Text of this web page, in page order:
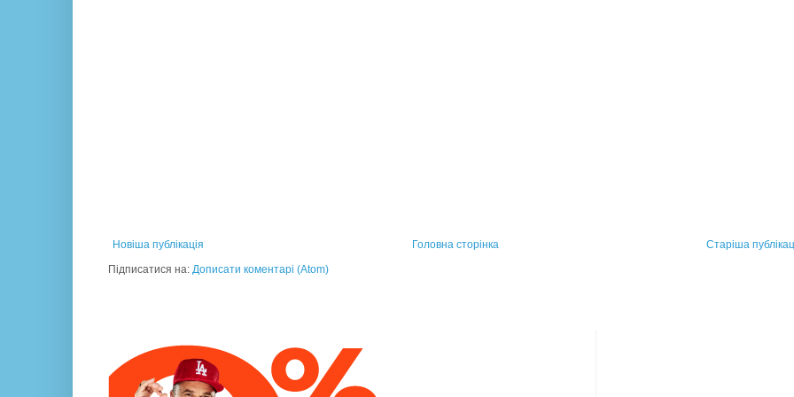
Новіша публікація Старіша
Головна сторінка
Підписатися на: Дописати коментарі (Atom)